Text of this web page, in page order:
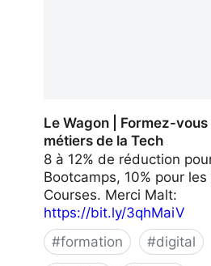
Le Wagon | Formez-vous
métiers de la Tech
8 à 12% de réduction
Bootcamps, 10% pour les
Courses. Merci Malt:
https://bit.ly/3qhMaiV
#formation #digital